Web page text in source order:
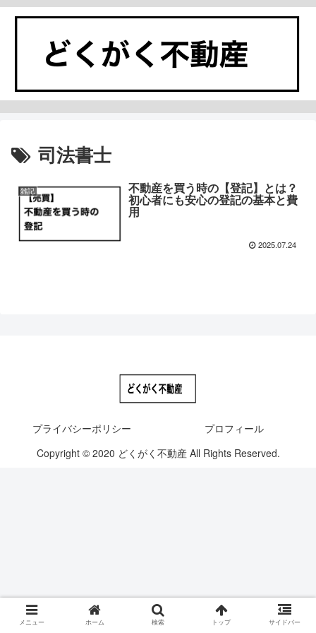
司法書士
雑記 不動産を買う時の【登記】とは？
初心者にも安心の登記の基本と費
用
2025.07.24
プライバシーポリシー
プロフィール
Copyright © 2020 どくがく不動産 All Rights Reserved.
メニュー ホーム 検索 トップ サイドバー